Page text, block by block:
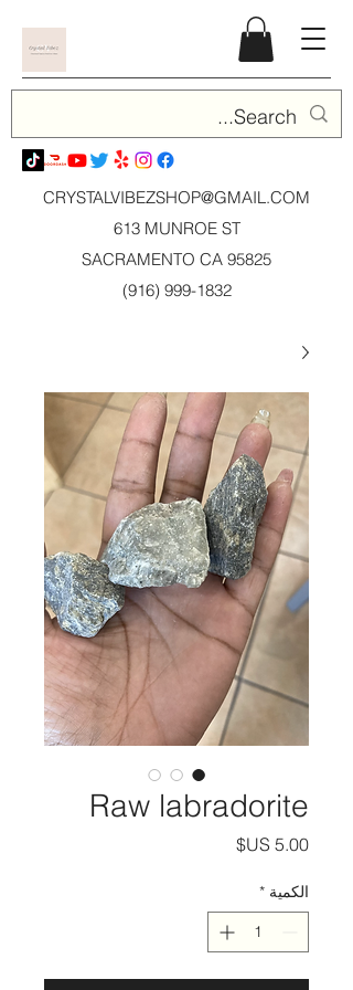
CRYSTALVIBEZSHOP@GMAIL.COM
613 MUNROE ST
SACRAMENTO CA 95825
(916) 999-1832
Raw labradorite
السعر
الكمية *